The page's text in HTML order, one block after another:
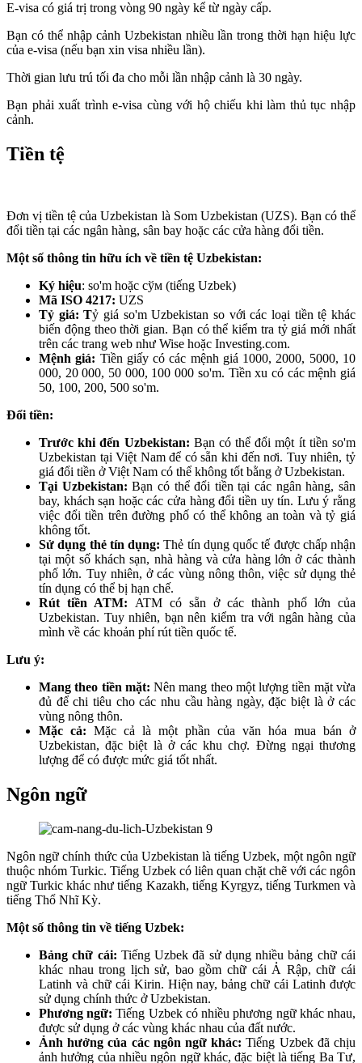
E-visa có giá trị trong vòng 90 ngày kể từ ngày cấp.
Bạn có thể nhập cảnh Uzbekistan nhiều lần trong thời hạn hiệu lực
của e-visa (nếu bạn xin visa nhiều lần).
Thời gian lưu trú tối đa cho mỗi lần nhập cảnh là 30 ngày.
Bạn phải xuất trình e-visa cùng với hộ chiếu khi làm thủ tục nhập
cảnh.
Tiền tệ
Đơn vị tiền tệ của Uzbekistan là Som Uzbekistan (UZS). Bạn có thể
đổi tiền tại các ngân hàng, sân bay hoặc các cửa hàng đổi tiền.
Một số thông tin hữu ích về tiền tệ Uzbekistan:
Ký hiệu: so'm hoặc сўм (tiếng Uzbek)
Mã ISO 4217: UZS
Tỷ giá: Tỷ giá so'm Uzbekistan so với các loại tiền tệ khác
biến động theo thời gian. Bạn có thể kiểm tra tỷ giá mới nhất
trên các trang web như Wise hoặc Investing.com.
Mệnh giá: Tiền giấy có các mệnh giá 1000, 2000, 5000, 10
000, 20 000, 50 000, 100 000 so'm. Tiền xu có các mệnh giá
50, 100, 200, 500 so'm.
Đổi tiền:
Trước khi đến Uzbekistan: Bạn có thể đổi một ít tiền so'm
Uzbekistan tại Việt Nam để có sẵn khi đến nơi. Tuy nhiên, tỷ
giá đổi tiền ở Việt Nam có thể không tốt bằng ở Uzbekistan.
Tại Uzbekistan: Bạn có thể đổi tiền tại các ngân hàng, sân
bay, khách sạn hoặc các cửa hàng đổi tiền uy tín. Lưu ý rằng
việc đổi tiền trên đường phố có thể không an toàn và tỷ giá
không tốt.
Sử dụng thẻ tín dụng: Thẻ tín dụng quốc tế được chấp nhận
tại một số khách sạn, nhà hàng và cửa hàng lớn ở các thành
phố lớn. Tuy nhiên, ở các vùng nông thôn, việc sử dụng thẻ
tín dụng có thể bị hạn chế.
Rút tiền ATM: ATM có sẵn ở các thành phố lớn của
Uzbekistan. Tuy nhiên, bạn nên kiểm tra với ngân hàng của
mình về các khoản phí rút tiền quốc tế.
Lưu ý:
Mang theo tiền mặt: Nên mang theo một lượng tiền mặt vừa
đủ để chi tiêu cho các nhu cầu hàng ngày, đặc biệt là ở các
vùng nông thôn.
Mặc cả: Mặc cả là một phần của văn hóa mua bán ở
Uzbekistan, đặc biệt là ở các khu chợ. Đừng ngại thương
lượng để có được mức giá tốt nhất.
Ngôn ngữ
Ngôn ngữ chính thức của Uzbekistan là tiếng Uzbek, một ngôn ngữ
thuộc nhóm Turkic. Tiếng Uzbek có liên quan chặt chẽ với các ngôn
ngữ Turkic khác như tiếng Kazakh, tiếng Kyrgyz, tiếng Turkmen và
tiếng Thổ Nhĩ Kỳ.
Một số thông tin về tiếng Uzbek:
Bảng chữ cái: Tiếng Uzbek đã sử dụng nhiều bảng chữ cái
khác nhau trong lịch sử, bao gồm chữ cái Ả Rập, chữ cái
Latinh và chữ cái Kirin. Hiện nay, bảng chữ cái Latinh được
sử dụng chính thức ở Uzbekistan.
Phương ngữ: Tiếng Uzbek có nhiều phương ngữ khác nhau,
được sử dụng ở các vùng khác nhau của đất nước.
Ảnh hưởng của các ngôn ngữ khác: Tiếng Uzbek đã chịu
ảnh hưởng của nhiều ngôn ngữ khác, đặc biệt là tiếng Ba Tư,